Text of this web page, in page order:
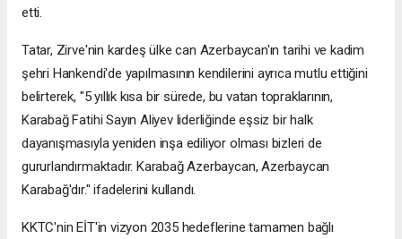
etti.
Tatar, Zirve'nin kardeş ülke can Azerbaycan'ın tarihi ve kadim
şehri Hankendi'de yapılmasının kendilerini ayrıca mutlu ettiğini
belirterek, "5 yıllık kısa bir sürede, bu vatan topraklarının,
Karabağ Fatihi Sayın Aliyev liderliğinde eşsiz bir halk
dayanışmasıyla yeniden inşa ediliyor olması bizleri de
gururlandırmaktadır. Karabağ Azerbaycan, Azerbaycan
Karabağ'dır." ifadelerini kullandı.
KKTC'nin EİT'in vizyon 2035 hedeflerine tamamen bağlı